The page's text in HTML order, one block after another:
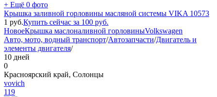
+ Ещё 0 фото
Крышка заливной горловины масляной системы VIKA 10573
1 руб.Купить сейчас за 100 руб.
НовоеКрышка маслоналивной горловиныVolkswagen
Авто, мото, водный транспорт/Автозапчасти/Двигатель и
элементы двигателя/
10 дней
0
Красноярский край, Солонцы
vovich
119